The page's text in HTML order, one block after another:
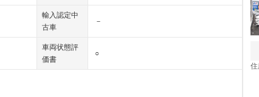
輸入認定中
古車
－
車両状態評
価書
○